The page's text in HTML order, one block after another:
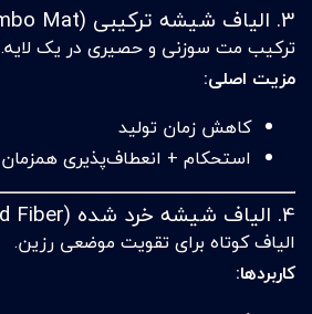
3. الیاف شیشه ترکیبی (Combo Mat)
ترکیب مت سوزنی و حصیری در یک لایه.
مزیت اصلی:
کاهش زمان تولید
استحکام + انعطاف‌پذیری همزمان
4. الیاف شیشه خرد شده (Chopped Fiber)
الیاف کوتاه برای تقویت موضعی رزین.
کاربردها: